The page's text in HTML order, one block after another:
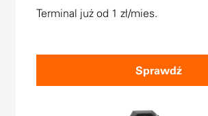
Terminal już od 1 zł/mies.
Sprawdź